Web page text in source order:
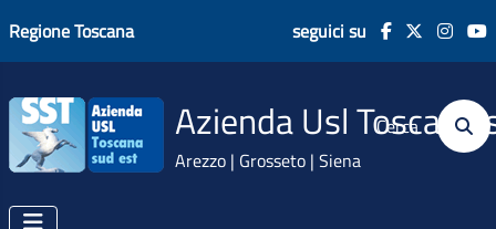
Regione Toscana seguici su
Azienda Usl Toscana
Arezzo | Grosseto | Siena
Cerca